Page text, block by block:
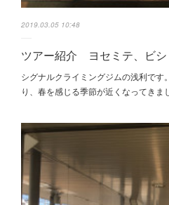
2019.03.05 10:48
ツアー紹介 ヨセミテ、ビ
シグナルクライミングジムの浅利で
り、春を感じる季節が近くなってき